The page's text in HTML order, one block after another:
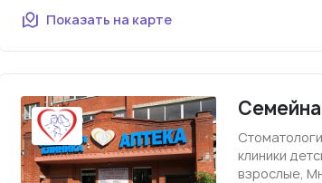
Показать на карте
клиники
взрослые,